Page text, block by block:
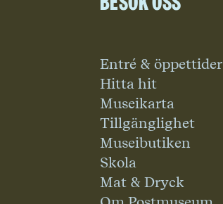
Entré & öppettider
Hitta hit
Museikarta
Tillgänglighet
Museibutiken
Skola
Mat & Dryck